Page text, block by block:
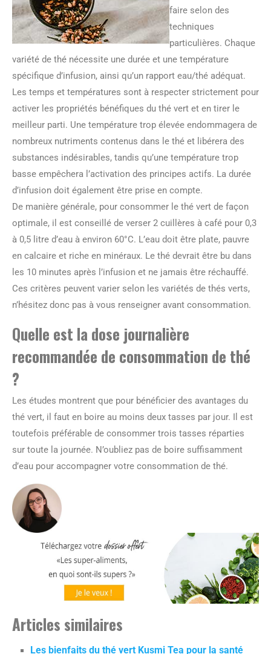
faire selon des
techniques
particulières. Chaque
variété de thé nécessite une durée et une température
spécifique d’infusion, ainsi qu’un rapport eau/thé adéquat.
Les temps et températures sont à respecter strictement pour
activer les propriétés bénéfiques du thé vert et en tirer le
meilleur parti. Une température trop élevée endommagera de
nombreux nutriments contenus dans le thé et libérera des
substances indésirables, tandis qu’une température trop
basse empêchera l’activation des principes actifs. La durée
d’infusion doit également être prise en compte.
De manière générale, pour consommer le thé vert de façon
optimale, il est conseillé de verser 2 cuillères à café pour 0,3
à 0,5 litre d’eau à environ 60°C. L’eau doit être plate, pauvre
en calcaire et riche en minéraux. Le thé devrait être bu dans
les 10 minutes après l’infusion et ne jamais être réchauffé.
Ces critères peuvent varier selon les variétés de thés verts,
n’hésitez donc pas à vous renseigner avant consommation.
Quelle est la dose journalière
recommandée de consommation de thé
?
Les études montrent que pour bénéficier des avantages du
thé vert, il faut en boire au moins deux tasses par jour. Il est
toutefois préférable de consommer trois tasses réparties
sur toute la journée. N’oubliez pas de boire suffisamment
d’eau pour accompagner votre consommation de thé.
Articles similaires
Les bienfaits du thé vert Kusmi Tea pour la santé